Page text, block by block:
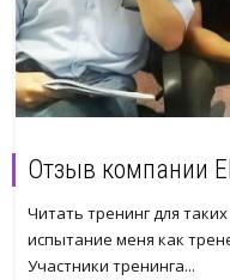
Отзыв компании
Читать тренинг для
испытание меня как
Участники тренинга...